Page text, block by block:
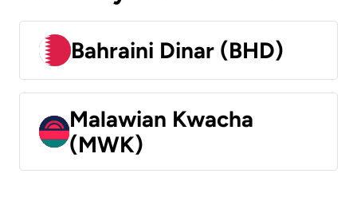
Bahraini Dinar (BHD)
Malawian Kwacha
(MWK)